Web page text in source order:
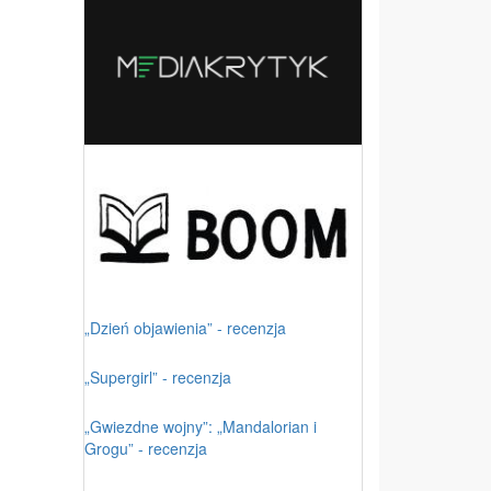
„Dzień objawienia” - recenzja
„Supergirl” - recenzja
„Gwiezdne wojny”: „Mandalorian i
Grogu” - recenzja